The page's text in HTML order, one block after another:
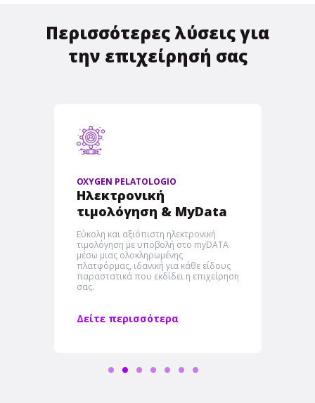
Περισσότερες λύσεις για
την επιχείρησή σας
OXYGEN PELATOLOGIO
Ηλεκτρονική
τιμολόγηση & MyData
Εύκολη και αξιόπιστη ηλεκτρονική
τιμολόγηση με υποβολή στο myDATA
μέσω μιας ολοκληρωμένης
πλατφόρμας, ιδανική για κάθε είδους
παραστατικά που εκδίδει η επιχείρηση
σας.
Δείτε περισσότερα